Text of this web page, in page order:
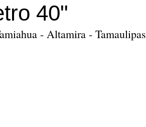
40"
- Altamira - Tamaulipas